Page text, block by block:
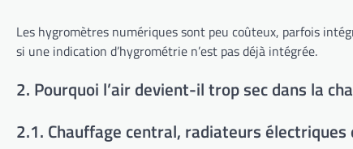
Les hygromètres numériques sont peu coûteux, parfois
si une indication d’hygrométrie n’est pas déjà intégrée.
2. Pourquoi l’air devient-il trop sec dans la
2.1. Chauffage central, radiateurs